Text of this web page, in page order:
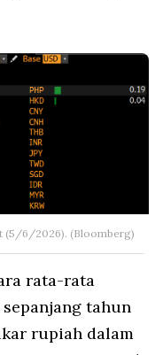
(5/6/2026). (Bloomberg)
rata-rata
sepanjang tahun
rupiah dalam